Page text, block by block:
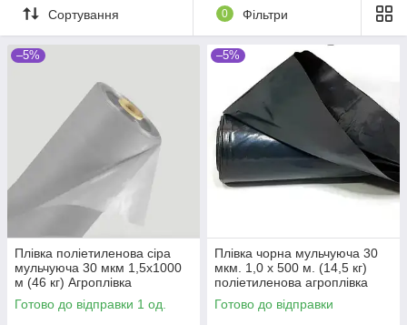
Сортування 0 Фільтри
–5%
Плівка поліетиленова сіра
мульчуюча 30 мкм 1,5х1000
м (46 кг) Агроплівка
Готово до відправки 1 од.
–5%
Плівка чорна мульчуюча 30
мкм. 1,0 х 500 м. (14,5 кг)
поліетиленова агроплівка
Готово до відправки